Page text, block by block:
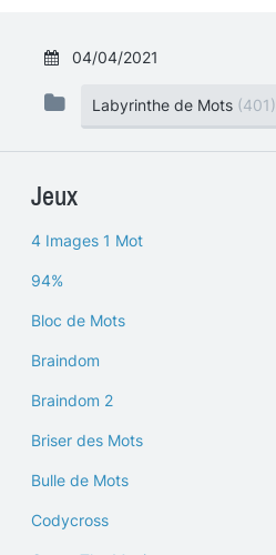
04/04/2021
Labyrinthe de Mots (401)
Jeux
4 Images 1 Mot
94%
Bloc de Mots
Braindom
Braindom 2
Briser des Mots
Bulle de Mots
Codycross